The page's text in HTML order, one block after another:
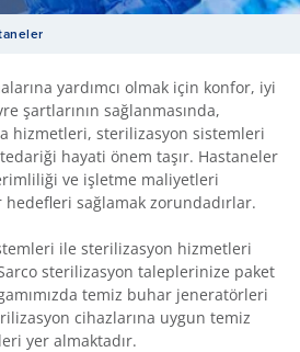
yardımcı olmak için konfor, iyi
şartlarının sağlanmasında,
hizmetleri, sterilizasyon sistemleri
hayati önem taşır. Hastaneler
ve işletme maliyetleri
sağlamak zorundadırlar.
ile sterilizasyon hizmetleri
sterilizasyon taleplerinize paket
temiz buhar jeneratörleri
cihazlarına uygun temiz
yer almaktadır.